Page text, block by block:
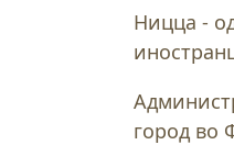
Ницца -
город во